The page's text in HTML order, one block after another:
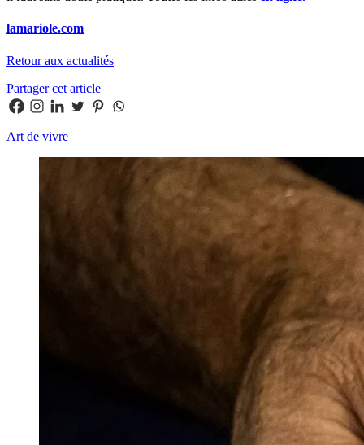
lamariole.com
Retour aux actualités
Partager cet article
Art de vivre